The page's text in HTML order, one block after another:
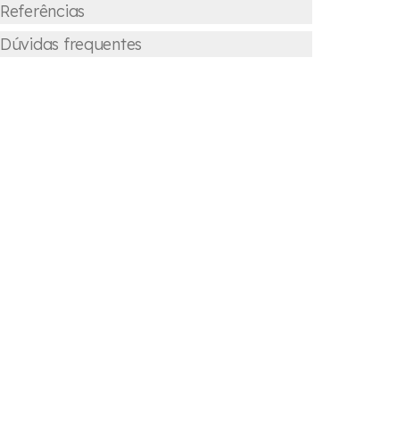
Referências
Dúvidas frequentes